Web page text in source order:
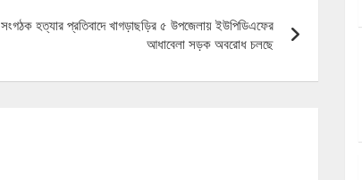
সংগঠক হত্যার প্রতিবাদে খাগড়াছড়ির ৫ উপজেলায় ইউপিডিএফের
আধাবেলা সড়ক অবরোধ চলছে